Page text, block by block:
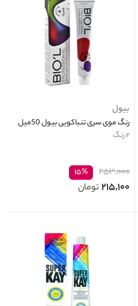
بیول
رنگ موی سری تنباکویی بیول 50میل
۲ رنگ
۲۵۳,۰۰۰ ۱۵%
۲۱۵,۱۰۰ تومان